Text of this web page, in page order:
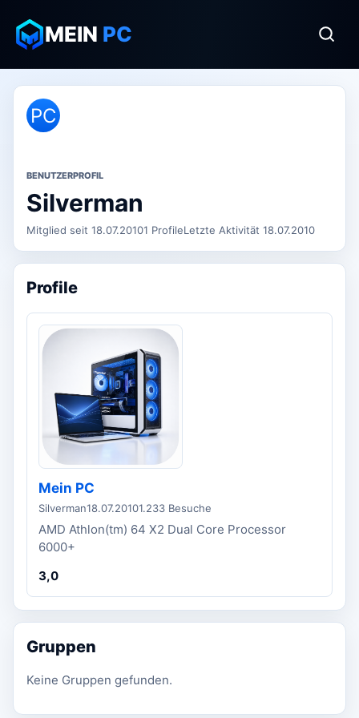
MEIN PC
PC
BENUTZERPROFIL
Silverman
Mitglied seit 18.07.20101 ProfileLetzte Aktivität 18.07.2010
Profile
Mein PC
Silverman18.07.20101.233 Besuche
AMD Athlon(tm) 64 X2 Dual Core Processor
6000+
3,0
Gruppen
Keine Gruppen gefunden.